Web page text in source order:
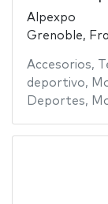
Alpexpo
Grenoble,
Accesorios,
deportivo,
Deportes,